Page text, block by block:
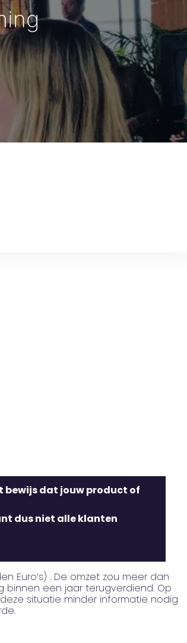
bewijs dat jouw product of
dus niet alle klanten
Euro’s) . De omzet zou meer dan
een jaar terugverdiend. Op
situatie minder informatie nodig